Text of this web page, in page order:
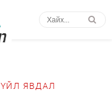
ҮЙЛ ЯВДАЛ